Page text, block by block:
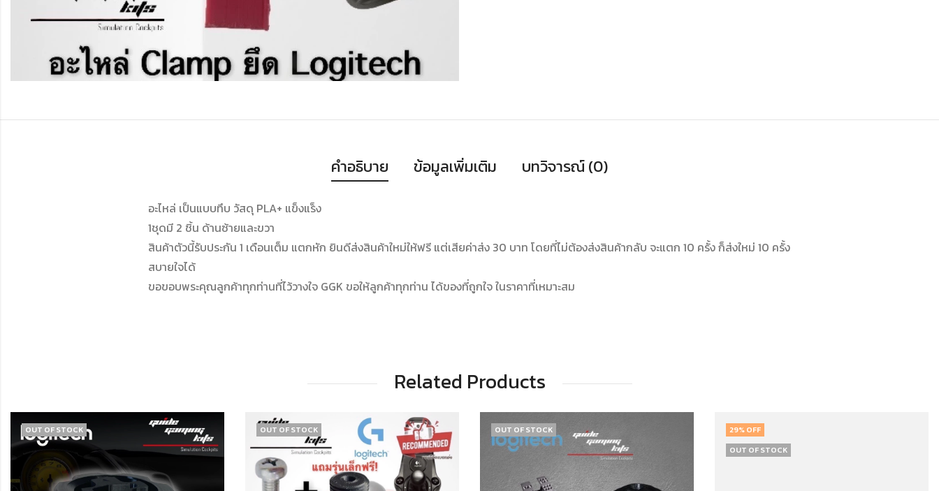
คำอธิบาย ข้อมูลเพิ่มเติม บทวิจารณ์ (0)
อะไหล่ เป็นแบบทึบ วัสดุ PLA+ แข็งแร็ง
1ชุดมี 2 ชิ้น ด้านซ้ายและขวา
สินค้าตัวนี้รับประกัน 1 เดือนเต็ม แตกหัก ยินดีส่งสินค้าใหม่ให้ฟรี แต่เสียค่าส่ง 30 บาท โดยที่ไม่ต้องส่งสินค้ากลับ จะแตก 10 ครั้ง ก็ส่งใหม่ 10 ครั้ง
สบายใจได้
ขอขอบพระคุณลูกค้าทุกท่านที่ไว้วางใจ GGK ขอให้ลูกค้าทุกท่าน ได้ของที่ถูกใจ ในราคาที่เหมาะสม
Related Products
OUT OF STOCK OUT OF STOCK OUT OF STOCK 29% OFF
OUT OF STOCK